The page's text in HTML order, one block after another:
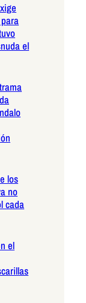
el
los
no
cada
el